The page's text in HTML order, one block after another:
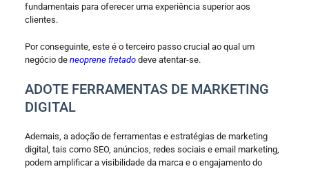
fundamentais para oferecer uma experiência superior aos
clientes.
Por conseguinte, este é o terceiro passo crucial ao qual um
negócio de neoprene fretadodeve atentar-se.
ADOTE FERRAMENTAS DE MARKETING
DIGITAL
Ademais, a adoção de ferramentas e estratégias de marketing
digital, tais como SEO, anúncios, redes sociais e email marketing,
podem amplificar a visibilidade da marca e o engajamento do